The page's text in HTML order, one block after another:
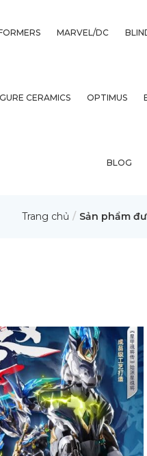
MARVEL/DC
CERAMICS OPTIMUS
BLOG
Trang chủ Sản phẩm